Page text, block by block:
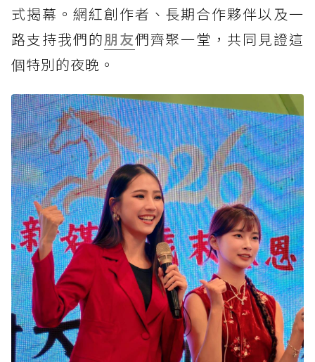
式揭幕。網紅創作者、長期合作夥伴以及一
路支持我們的朋友們齊聚一堂，共同見證這
個特別的夜晚。